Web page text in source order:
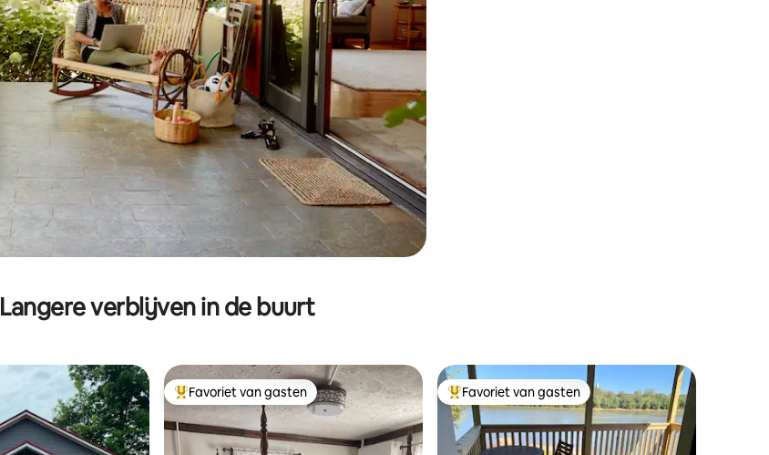
Langere verblijven in de buurt
Topfavoriet van gasten
Favoriet van gasten Topfavoriet van gasten
Favoriet van gasten